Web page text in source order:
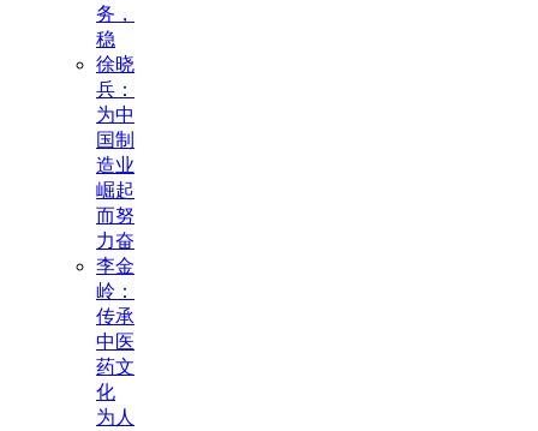
务，
稳
徐晓
兵：
为中
国制
造业
崛起
而努
力奋
李金
岭：
传承
中医
药文
化
为人